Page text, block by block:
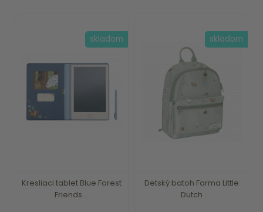
Kresliaci tablet Blue Forest
Friends ...
skladom
Detský batoh Farma Little
Dutch
skladom